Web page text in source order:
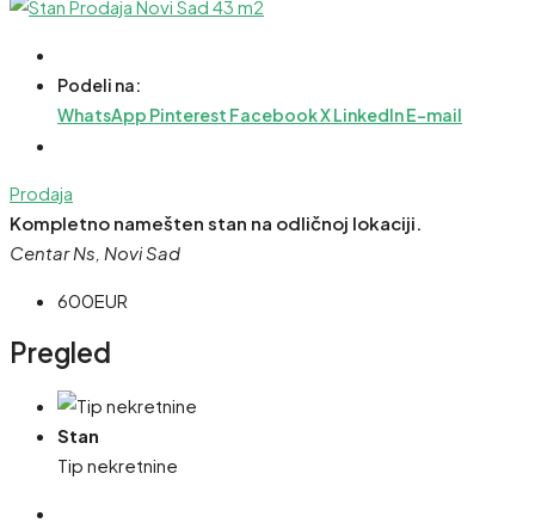
Podeli na:
WhatsApp Pinterest FacebookXLinkedInE-mail
Prodaja
Kompletno namešten stan na odličnoj lokaciji.
Centar Ns, Novi Sad
600EUR
Pregled
Stan
Tip nekretnine